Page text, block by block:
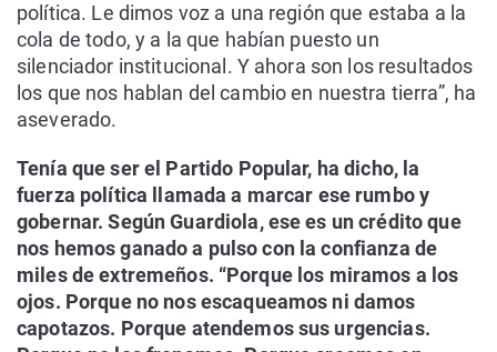
política. Le dimos voz a una región que estaba a la
cola de todo, y a la que habían puesto un
silenciador institucional. Y ahora son los resultados
los que nos hablan del cambio en nuestra tierra”, ha
aseverado.
Tenía que ser el Partido Popular, ha dicho, la
fuerza política llamada a marcar ese rumbo y
gobernar. Según Guardiola, ese es un crédito que
nos hemos ganado a pulso con la confianza de
miles de extremeños. “Porque los miramos a los
ojos. Porque no nos escaqueamos ni damos
capotazos. Porque atendemos sus urgencias.